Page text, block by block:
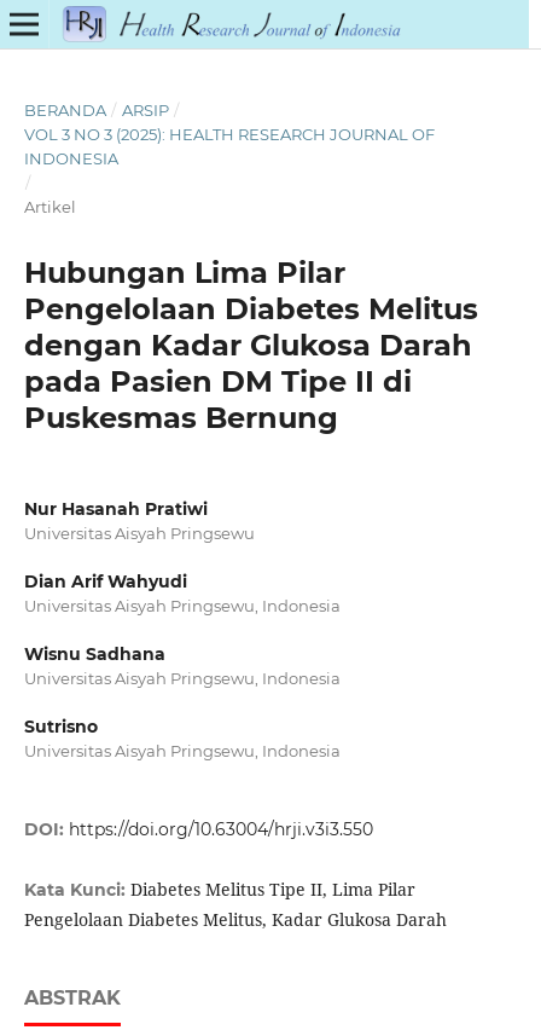
BERANDA / ARSIP /
VOL 3 NO 3 (2025): HEALTH RESEARCH JOURNAL OF
INDONESIA
/
Artikel
Hubungan Lima Pilar
Pengelolaan Diabetes Melitus
dengan Kadar Glukosa Darah
pada Pasien DM Tipe II di
Puskesmas Bernung
Nur Hasanah Pratiwi
Universitas Aisyah Pringsewu
Dian Arif Wahyudi
Universitas Aisyah Pringsewu, Indonesia
Wisnu Sadhana
Universitas Aisyah Pringsewu, Indonesia
Sutrisno
Universitas Aisyah Pringsewu, Indonesia
DOI: https://doi.org/10.63004/hrji.v3i3.550
Kata Kunci: Diabetes Melitus Tipe II, Lima Pilar
Pengelolaan Diabetes Melitus, Kadar Glukosa Darah
ABSTRAK